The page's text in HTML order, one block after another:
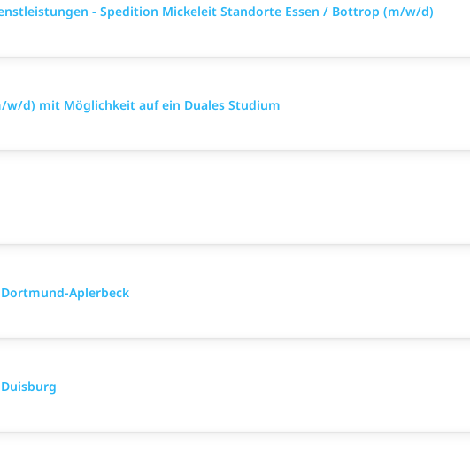
- Spedition Mickeleit Standorte Essen / Bottrop (m/w/d)
d) mit Möglichkeit auf ein Duales Studium
Aplerbeck